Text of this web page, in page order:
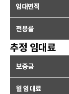
임대면적
전용률
추정 임대료
보증금
월 임대료